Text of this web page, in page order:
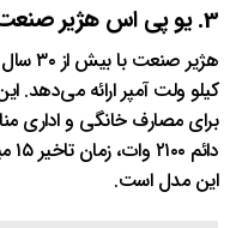
3. یو پی اس هژیر صنعت مدل HPS-3000
کیلو ولت آمپر ارائه می‌دهد.
برای مصارف خانگی و اداری
این مدل است.